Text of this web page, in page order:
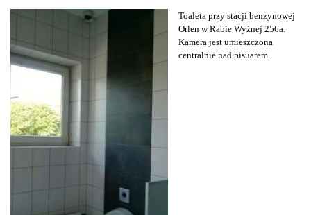
Toaleta przy stacji benzynowej
Orlen w Rabie Wyżnej 256a.
Kamera jest umieszczona
centralnie nad pisuarem.